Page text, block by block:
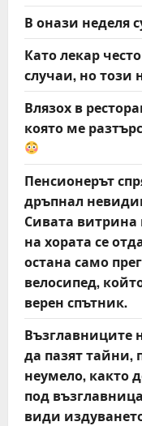
В онази неделя
Като лекар
случаи, но този
Влязох в
която ме
Пенсионерът
дръпнал
Сивата витрина
на хората се
остана само
велосипед,
верен спътник.
Възглавниците
да пазят тайни,
неумело, както
под
види